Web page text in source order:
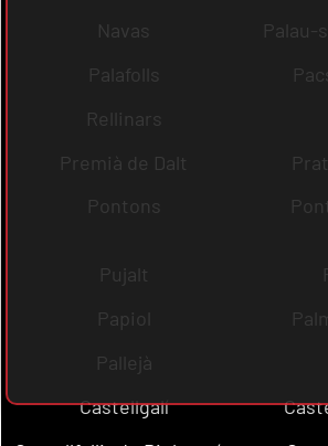
Navas
Palau-
Palafolls
Rellinars
Premià de Dalt
Pontons
Pujalt
Papiol
Pallejà
Castellgalí